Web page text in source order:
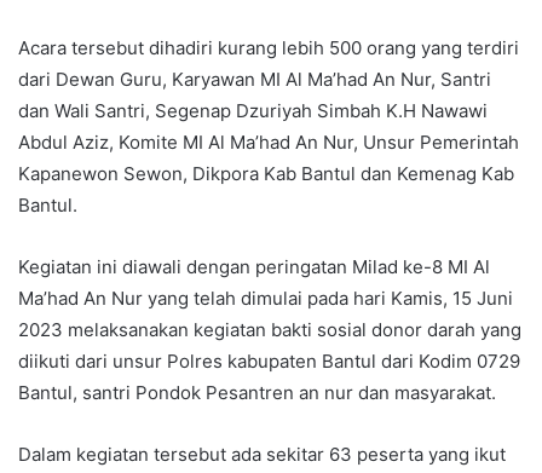
Acara tersebut dihadiri kurang lebih 500 orang yang terdiri
dari Dewan Guru, Karyawan MI Al Ma’had An Nur, Santri
dan Wali Santri, Segenap Dzuriyah Simbah K.H Nawawi
Abdul Aziz, Komite MI Al Ma’had An Nur, Unsur Pemerintah
Kapanewon Sewon, Dikpora Kab Bantul dan Kemenag Kab
Bantul.
Kegiatan ini diawali dengan peringatan Milad ke-8 MI Al
Ma’had An Nur yang telah dimulai pada hari Kamis, 15 Juni
2023 melaksanakan kegiatan bakti sosial donor darah yang
diikuti dari unsur Polres kabupaten Bantul dari Kodim 0729
Bantul, santri Pondok Pesantren an nur dan masyarakat.
Dalam kegiatan tersebut ada sekitar 63 peserta yang ikut